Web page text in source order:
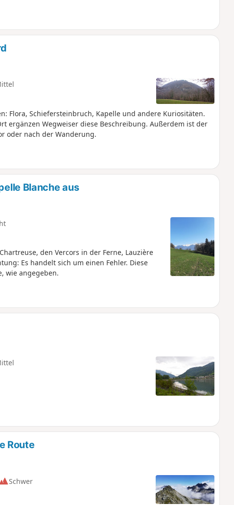
Flora, Schiefersteinbruch, Kapelle und andere Kuriositäten.
ergänzen Wegweiser diese Beschreibung. Außerdem ist der
oder nach der Wanderung.
Blanche aus
den Vercors in der Ferne, Lauzière
Es handelt sich um einen Fehler. Diese
wie angegeben.
Route
Schwer